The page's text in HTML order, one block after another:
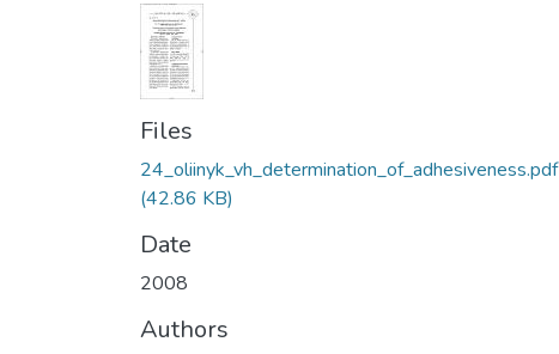
Files
24_oliinyk_vh_determination_of_adhesiveness.pdf
(42.86 KB)
Date
2008
Authors